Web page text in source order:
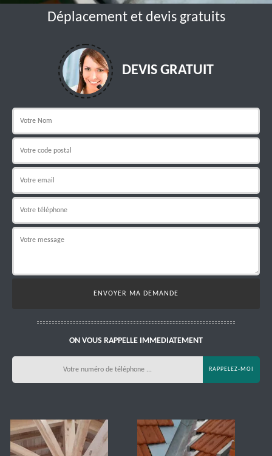
Déplacement et devis gratuits
DEVIS GRATUIT
ON VOUS RAPPELLE IMMEDIATEMENT